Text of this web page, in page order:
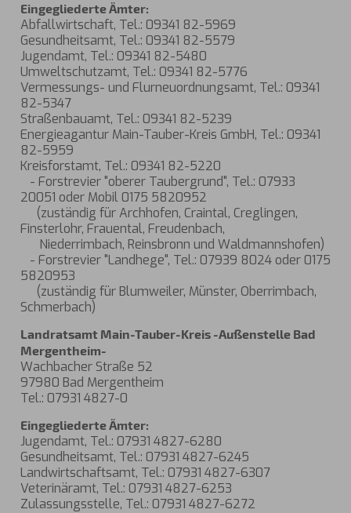
Eingegliederte Ämter:
Abfallwirtschaft, Tel.: 09341 82-5969
Gesundheitsamt, Tel.: 09341 82-5579
Jugendamt, Tel.: 09341 82-5480
Umweltschutzamt, Tel.: 09341 82-5776
Vermessungs- und Flurneuordnungsamt, Tel.: 09341
82-5347
Straßenbauamt, Tel.: 09341 82-5239
Energieagantur Main-Tauber-Kreis GmbH, Tel.: 09341
82-5959
Kreisforstamt, Tel.: 09341 82-5220
- Forstrevier "oberer Taubergrund", Tel.: 07933
20051 oder Mobil 0175 5820952
(zuständig für Archhofen, Craintal, Creglingen,
Finsterlohr, Frauental, Freudenbach,
Niederrimbach, Reinsbronn und Waldmannshofen)
- Forstrevier "Landhege", Tel.: 07939 8024 oder 0175
5820953
(zuständig für Blumweiler, Münster, Oberrimbach,
Schmerbach)
Landratsamt Main-Tauber-Kreis -Außenstelle Bad
Mergentheim-
Wachbacher Straße 52
97980 Bad Mergentheim
Tel.: 07931 4827-0
Eingegliederte Ämter:
Jugendamt, Tel.: 07931 4827-6280
Gesundheitsamt, Tel.: 07931 4827-6245
Landwirtschaftsamt, Tel.: 07931 4827-6307
Veterinäramt, Tel.: 07931 4827-6253
Zulassungsstelle, Tel.: 07931 4827-6272